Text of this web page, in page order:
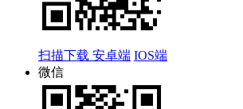
扫描下载 安卓端 IOS端
微信